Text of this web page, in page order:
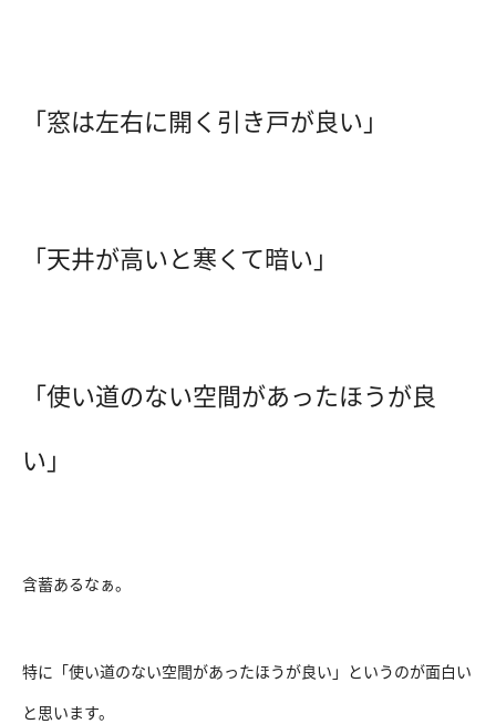
「窓は左右に開く引き戸が良い」
「天井が高いと寒くて暗い」
「使い道のない空間があったほうが良
い」
含蓄あるなぁ。
特に「使い道のない空間があったほうが良い」というのが面白い
と思います。